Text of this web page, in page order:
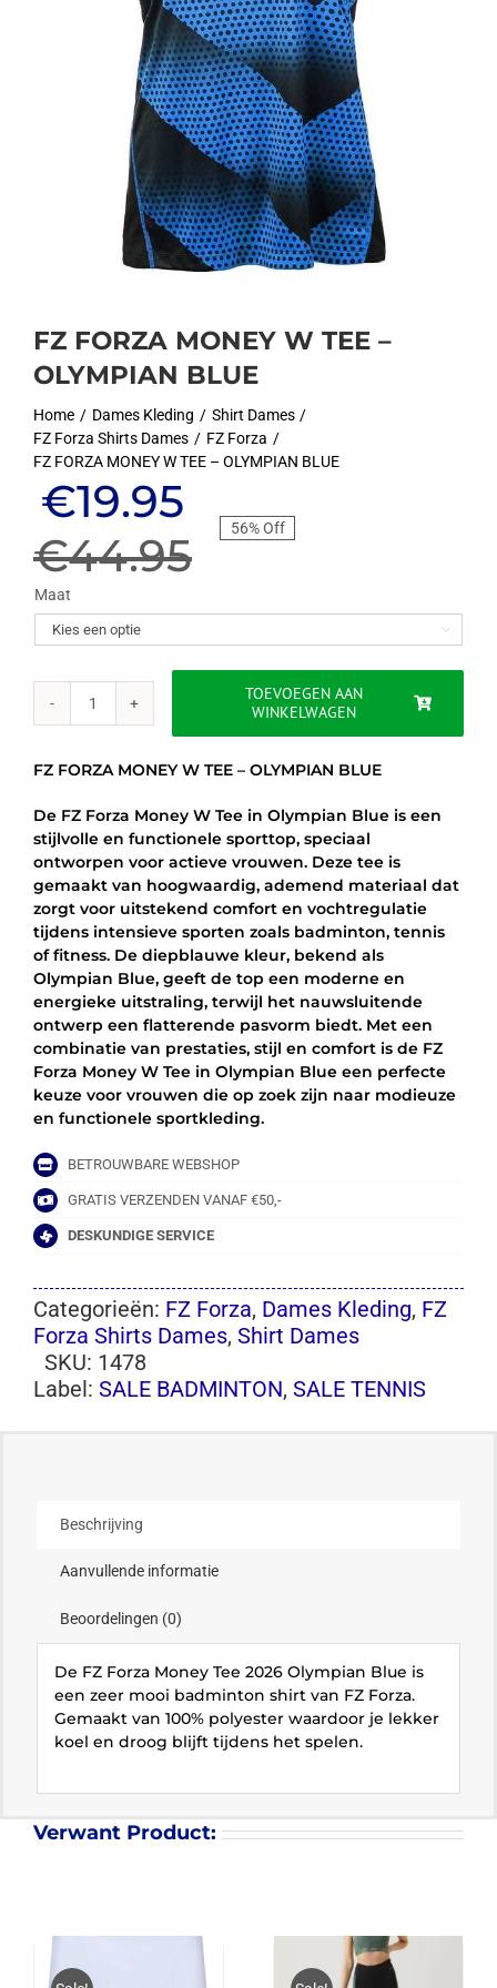
FZ FORZA MONEY W TEE –
OLYMPIAN BLUE
Home Dames Kleding
Shirt Dames
FZ Forza Shirts Dames
FZ Forza
FZ FORZA MONEY W TEE – OLYMPIAN BLUE
€44.95
Oorspronkelijke
prijs
was:
€44.95.
€19.95
Huidige
prijs
is:
€19.95.
56% Off
Maat

FZ
TEE
BLUE
aantal
TOEVOEGEN AAN
WINKELWAGEN
FZ FORZA MONEY W TEE – OLYMPIAN BLUE
De FZ Forza Money W Tee in Olympian Blue is een
stijlvolle en functionele sporttop, speciaal
ontworpen voor actieve vrouwen. Deze tee is
gemaakt van hoogwaardig, ademend materiaal dat
zorgt voor uitstekend comfort en vochtregulatie
tijdens intensieve sporten zoals badminton, tennis
of fitness. De diepblauwe kleur, bekend als
Olympian Blue, geeft de top een moderne en
energieke uitstraling, terwijl het nauwsluitende
ontwerp een flatterende pasvorm biedt. Met een
combinatie van prestaties, stijl en comfort is de FZ
Forza Money W Tee in Olympian Blue een perfecte
keuze voor vrouwen die op zoek zijn naar modieuze
en functionele sportkleding.
BETROUWBARE WEBSHOP
GRATIS VERZENDEN VANAF €50,-
DESKUNDIGE SERVICE
Categorieën: FZ Forza, Dames Kleding, FZ
Forza Shirts Dames, Shirt Dames
SKU: 1478
Label: SALE BADMINTON, SALE TENNIS
Beschrijving
Aanvullende informatie
Beoordelingen (0)
De FZ Forza Money Tee 2026 Olympian Blue is
een zeer mooi badminton shirt van FZ Forza.
Gemaakt van 100% polyester waardoor je lekker
koel en droog blijft tijdens het spelen.
Verwant Product: